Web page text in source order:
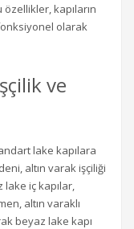
kapıların
olarak
ve
lake kapılara
altın varak işçiliği
iç kapılar,
altın varaklı
beyaz lake kapı